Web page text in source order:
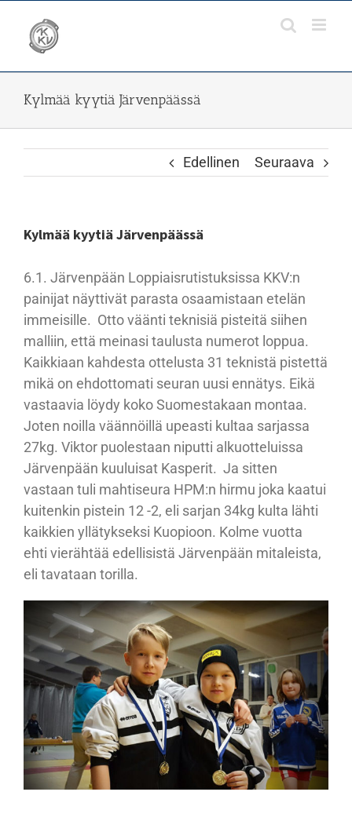
content
Kylmää kyytiä Järvenpäässä
Edellinen Seuraava
Kylmää kyytiä Järvenpäässä
6.1. Järvenpään Loppiaisrutistuksissa KKV:n
painijat näyttivät parasta osaamistaan etelän
immeisille. Otto väänti teknisiä pisteitä siihen
malliin, että meinasi taulusta numerot loppua.
Kaikkiaan kahdesta ottelusta 31 teknistä pistettä
mikä on ehdottomati seuran uusi ennätys. Eikä
vastaavia löydy koko Suomestakaan montaa.
Joten noilla väännöillä upeasti kultaa sarjassa
27kg. Viktor puolestaan niputti alkuotteluissa
Järvenpään kuuluisat Kasperit. Ja sitten
vastaan tuli mahtiseura HPM:n hirmu joka kaatui
kuitenkin pistein 12 -2, eli sarjan 34kg kulta lähti
kaikkien yllätykseksi Kuopioon. Kolme vuotta
ehti vierähtää edellisistä Järvenpään mitaleista,
eli tavataan torilla.